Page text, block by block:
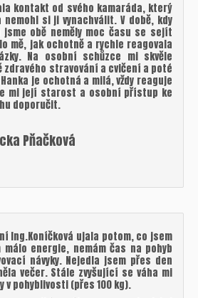
kontakt od svého kamaráda, který
si ji vynachválit. V době, kdy
obě neměly moc času se sejít
mě, jak ochotně a rychle reagovala
Na osobní schůzce mi skvěle
zdravého stravování a cvičení a poté
je ochotná a milá, vždy reaguje
mi její starost a osobní přístup ke
doporučit.
Ing.Koníčková ujala potom, co jsem
málo energie, nemám čas na pohyb
návyky. Nejedla jsem přes den
večer. Stále zvyšující se váha mi
v pohyblivosti (přes 100 kg).